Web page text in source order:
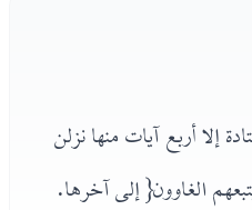
إلا أربع آيات منها نزلن
الغاوون{ إلى آخرها.